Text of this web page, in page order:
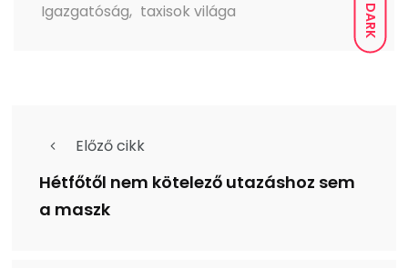
DARK
Igazgatóság, taxisok világa
Előző cikk
Hétfőtől nem kötelező utazáshoz sem
a maszk